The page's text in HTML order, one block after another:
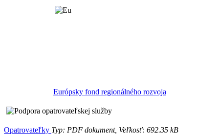
Európsky fond regionálného rozvoja
Opatrovateľky Typ: PDF dokument, Veľkosť: 692.35 kB